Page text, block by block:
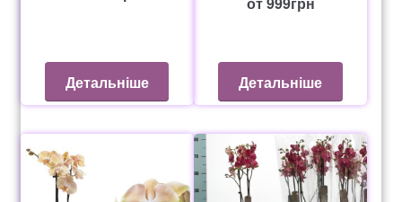
Детальніше Детальніше